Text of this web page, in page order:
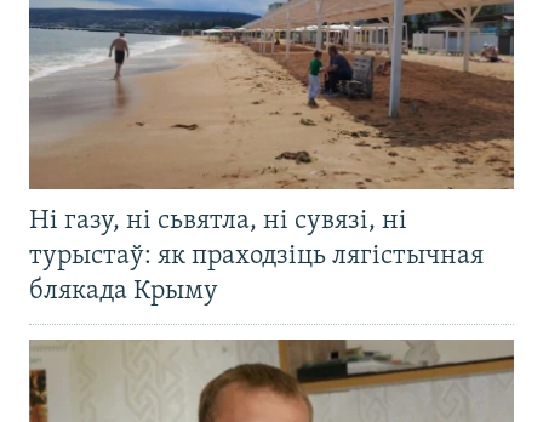
Ні газу, ні сьвятла, ні сувязі, ні
турыстаў: як праходзіць лягістычная
блякада Крыму